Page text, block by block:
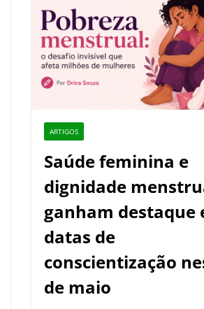
ARTIGOS
Saúde feminina e
dignidade
ganham destaque
datas de
conscientização
de maio